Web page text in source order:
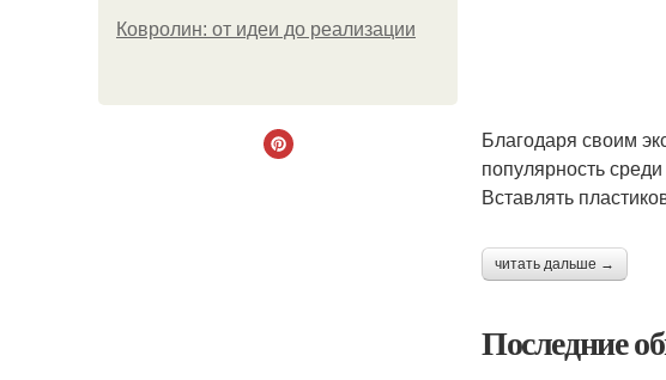
Ковролин: от идеи до реализации
Благодаря своим
популярность
Вставлять
читать дальше →
Последние